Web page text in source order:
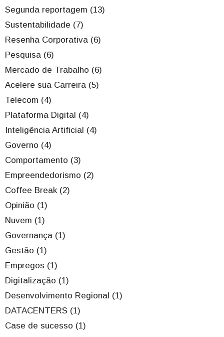
Segunda reportagem (13)
Sustentabilidade (7)
Resenha Corporativa (6)
Pesquisa (6)
Mercado de Trabalho (6)
Acelere sua Carreira (5)
Telecom (4)
Plataforma Digital (4)
Inteligência Artificial (4)
Governo (4)
Comportamento (3)
Empreendedorismo (2)
Coffee Break (2)
Opinião (1)
Nuvem (1)
Governança (1)
Gestão (1)
Empregos (1)
Digitalização (1)
Desenvolvimento Regional (1)
DATACENTERS (1)
Case de sucesso (1)